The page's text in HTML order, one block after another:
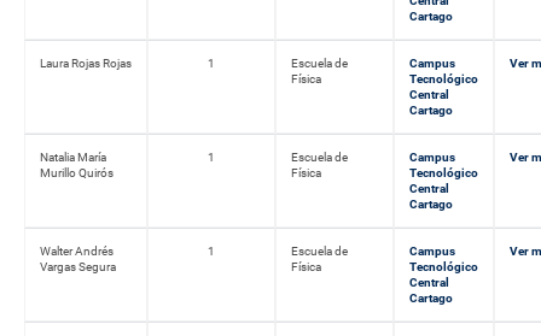
Cartago
Laura Rojas Rojas 1
Escuela de
Física
Campus
Tecnológico
Central
Cartago
Ver
Natalia María
Murillo Quirós
1
Escuela de
Física
Campus
Tecnológico
Central
Cartago
Ver
Walter Andrés
Vargas Segura
1
Escuela de
Física
Campus
Tecnológico
Central
Cartago
Ver